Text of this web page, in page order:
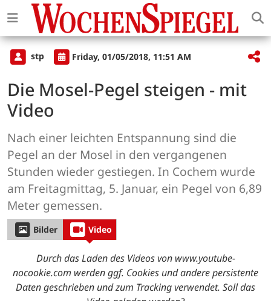
stp Friday, 01/05/2018, 11:51 AM
Die Mosel-Pegel steigen - mit
Video
Nach einer leichten Entspannung sind die
Pegel an der Mosel in den vergangenen
Stunden wieder gestiegen. In Cochem wurde
am Freitagmittag, 5. Januar, ein Pegel von 6,89
Meter gemessen.
Bilder Video
Durch das Laden des Videos von www.youtube-
nocookie.com werden ggf. Cookies und andere persistente
Daten geschrieben und zum Tracking verwendet. Soll das